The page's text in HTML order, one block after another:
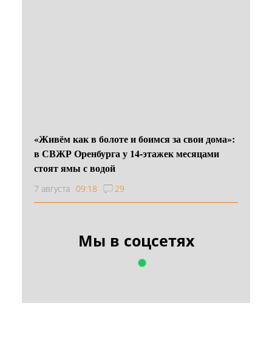
«Живём как в болоте и боимся за свои дома»:
в СВЖР Оренбурга у 14-этажек месяцами
стоят ямы с водой
7 августа 09:18 29
Мы в соцсетях